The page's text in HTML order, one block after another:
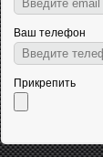
Ваш телефон
Прикрепить